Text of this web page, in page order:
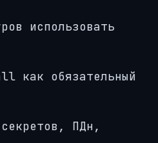
использовать
как обязательный
ПДн,